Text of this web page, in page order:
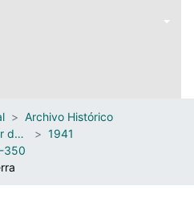
Archivo Histórico
Revista del Colegio Mayor de Nuestra Señora del Rosario
1941
350